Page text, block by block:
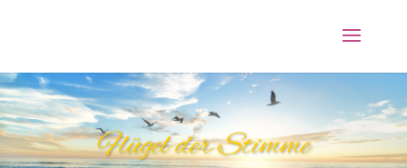
Flügel der Stimme